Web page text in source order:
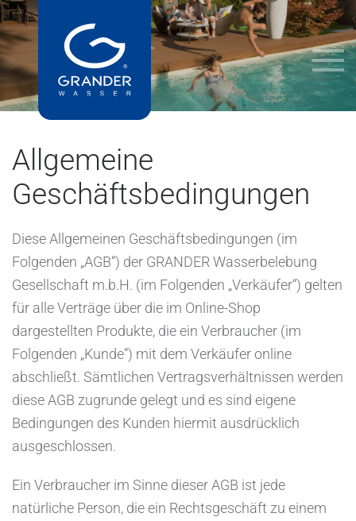
Allgemeine
Geschäftsbedingungen
Diese Allgemeinen Geschäftsbedingungen (im
Folgenden „AGB“) der GRANDER Wasserbelebung
Gesellschaft m.b.H. (im Folgenden „Verkäufer“) gelten
für alle Verträge über die im Online-Shop
dargestellten Produkte, die ein Verbraucher (im
Folgenden „Kunde“) mit dem Verkäufer online
abschließt. Sämtlichen Vertragsverhältnissen werden
diese AGB zugrunde gelegt und es sind eigene
Bedingungen des Kunden hiermit ausdrücklich
ausgeschlossen.
Ein Verbraucher im Sinne dieser AGB ist jede
natürliche Person, die ein Rechtsgeschäft zu einem